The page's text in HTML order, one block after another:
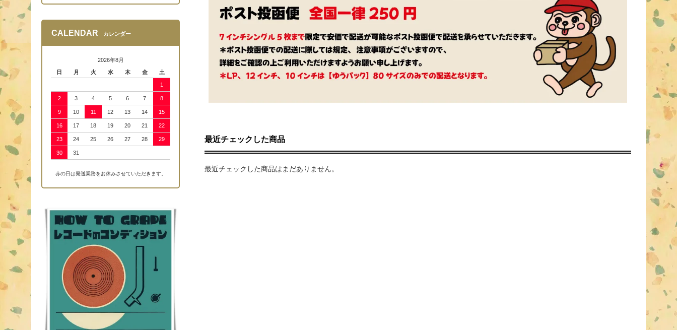
最近チェックした商品
最近チェックした商品はまだありません。
CALENDAR カレンダー
2026年8月
日
月 火 水 木 金 土
1
2 3 4 5 6 7 8
9 10 11 12 13 14 15
16 17 18 19 20 21 22
23 24 25 26 27 28 29
30 31
赤の日は発送業務をお休みさせていただきます。